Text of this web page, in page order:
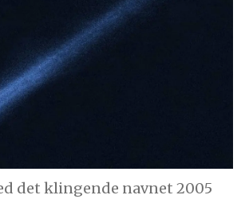
det klingende navnet 2005